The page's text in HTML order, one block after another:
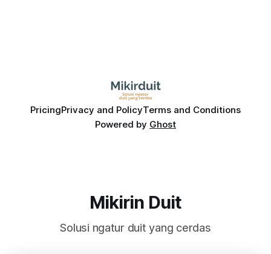
PricingPrivacy and PolicyTerms and Conditions
Powered by Ghost
Mikirin Duit
Solusi ngatur duit yang cerdas